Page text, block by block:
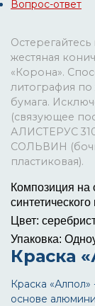
Вопрос-ответ
жестяная
«Корона».
литография по
бумага.
(связующее
АЛИСТЕРУС
СОЛЬВИН
пластиковая).
Композиция на
Цвет:
Упаковка:
Краска
Краска
основе